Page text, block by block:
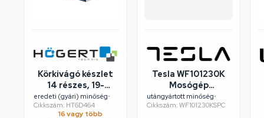
Körkivágó készlet
14 részes, 19-
75mm, műanyag
koffer, HÖGERT
eredeti (gyári) minőség•
Cikkszám: HT6D464
16 vagy több
Tesla WF101230K
Mosógép
felújított/szépséghibás
utángyártott minőség•
Cikkszám: WF101230KSPC